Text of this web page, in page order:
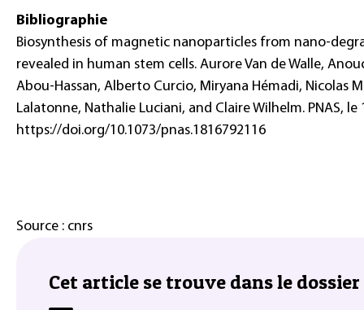
Bibliographie
Biosynthesis of magnetic nanoparticles from nano-
revealed in human stem cells. Aurore Van de Walle,
Abou-Hassan, Alberto Curcio, Miryana Hémadi, Nicolas
Lalatonne, Nathalie Luciani, and Claire Wilhelm. PNAS, le
https://doi.org/10.1073/pnas.1816792116
Source : cnrs
Cet article se trouve dans le dossier